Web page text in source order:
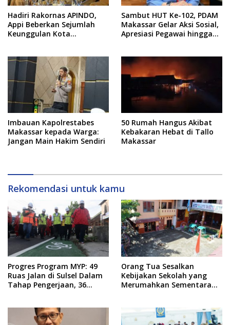
Hadiri Rakornas APINDO,
Appi Beberkan Sejumlah
Keunggulan Kota
Sambut HUT Ke-102, PDAM
Makassar Gelar Aksi Sosial,
Apresiasi Pegawai hingga
Imbauan Kapolrestabes
Makassar kepada Warga:
Jangan Main Hakim Sendiri
50 Rumah Hangus Akibat
Kebakaran Hebat di Tallo
Makassar
Rekomendasi untuk kamu
Progres Program MYP: 49
Ruas Jalan di Sulsel Dalam
Tahap Pengerjaan, 36
Orang Tua Sesalkan
Kebijakan Sekolah yang
Merumahkan Sementara